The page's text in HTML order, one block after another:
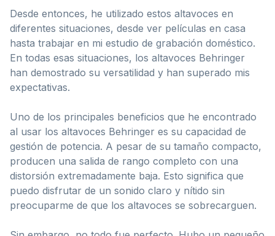
Desde entonces, he utilizado estos altavoces en
diferentes situaciones, desde ver películas en casa
hasta trabajar en mi estudio de grabación doméstico.
En todas esas situaciones, los altavoces Behringer
han demostrado su versatilidad y han superado mis
expectativas.
Uno de los principales beneficios que he encontrado
al usar los altavoces Behringer es su capacidad de
gestión de potencia. A pesar de su tamaño compacto,
producen una salida de rango completo con una
distorsión extremadamente baja. Esto significa que
puedo disfrutar de un sonido claro y nítido sin
preocuparme de que los altavoces se sobrecarguen.